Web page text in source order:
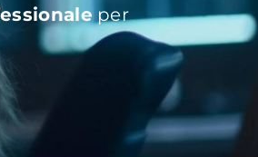
per